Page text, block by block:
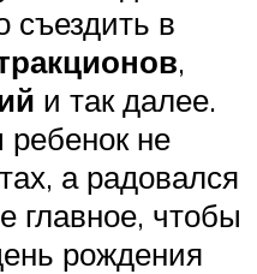
съездить в
,
и так далее.
не
а радовался
главное, чтобы
рождения